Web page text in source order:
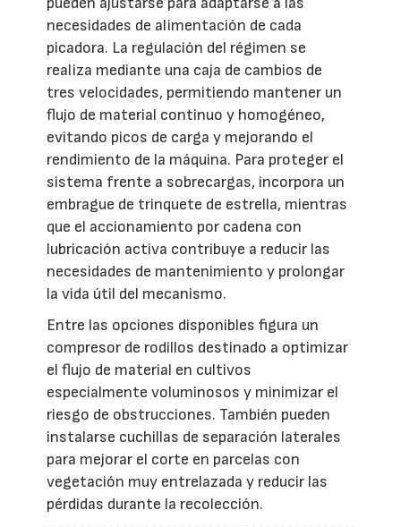
necesidades de alimentación de cada
picadora. La regulación del régimen se
realiza mediante una caja de cambios de
tres velocidades, permitiendo mantener un
flujo de material continuo y homogéneo,
evitando picos de carga y mejorando el
rendimiento de la máquina. Para proteger el
sistema frente a sobrecargas, incorpora un
embrague de trinquete de estrella, mientras
que el accionamiento por cadena con
lubricación activa contribuye a reducir las
necesidades de mantenimiento y prolongar
la vida útil del mecanismo.
Entre las opciones disponibles figura un
compresor de rodillos destinado a optimizar
el flujo de material en cultivos
especialmente voluminosos y minimizar el
riesgo de obstrucciones. También pueden
instalarse cuchillas de separación laterales
para mejorar el corte en parcelas con
vegetación muy entrelazada y reducir las
pérdidas durante la recolección.